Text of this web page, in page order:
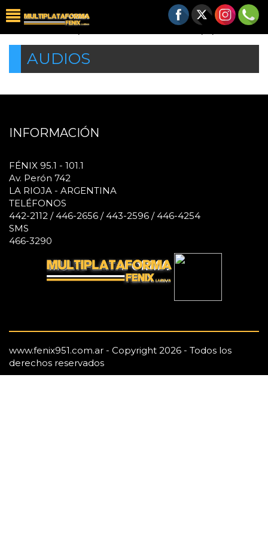
Notice: Undefined index: page in
AUDIOS
INFORMACIÓN
FÉNIX 95.1 - 101.1
Av. Perón 742
LA RIOJA - ARGENTINA
TELÉFONOS
442-2112 / 446-2656 / 443-2596 / 446-4254
SMS
466-3290
www.fenix951.com.ar - Copyright 2026 - Todos los
derechos reservados